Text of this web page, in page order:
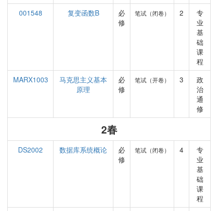
001548
复变函数B
必
修
笔试（闭卷） 2
专
业
基
础
课
程
MARX1003
马克思主义基本
原理
必
修
笔试（开卷） 3
政
治
通
修
2春
DS2002 数据库系统概论
必
修
笔试（闭卷） 4
专
业
基
础
课
程